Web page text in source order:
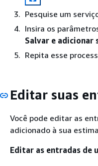
Pesquise um
Insira os
Salvar e adicionar
Repita esse
Editar suas
Você pode editar as
adicionado à sua
Editar as entradas de